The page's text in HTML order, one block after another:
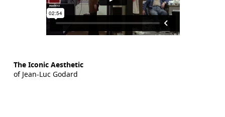
The Iconic Aesthetic
of Jean-Luc Godard